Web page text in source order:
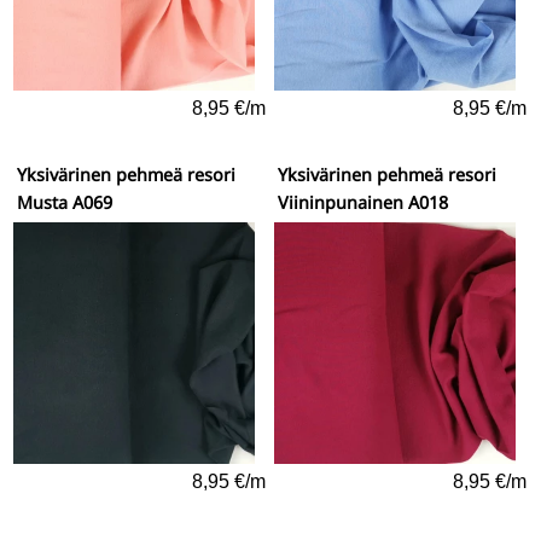
8,95 €/m 8,95 €/m
Yksivärinen pehmeä resori
Musta A069
8,95 €/m
Yksivärinen pehmeä resori
Viininpunainen A018
8,95 €/m